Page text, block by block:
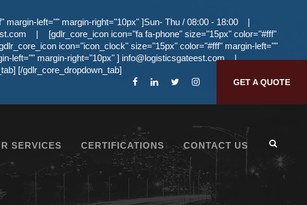
left="" margin-right="10px" ]Sun- Thu / 08:00 - 18:00
|
|
[gdlr_core_icon icon="fa fa-phone" size="15px" color="#fff"
icon="icon_clock" size="15px" color="#fff" margin-left=""
left="" margin-right="10px" ] info@logisticsgateest.com
|
[/gdlr_core_dropdown_tab]
GET A QUOTE
SERVICES CERTIFICATIONS CONTACT US